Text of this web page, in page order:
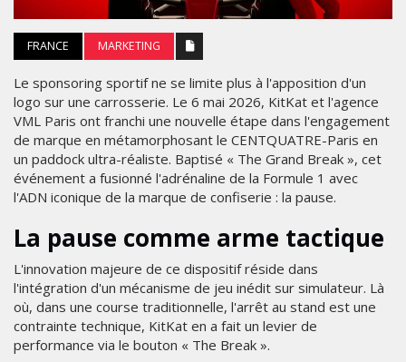
FRANCE MARKETING
Le sponsoring sportif ne se limite plus à l'apposition d'un
logo sur une carrosserie. Le 6 mai 2026, KitKat et l'agence
VML Paris ont franchi une nouvelle étape dans l'engagement
de marque en métamorphosant le CENTQUATRE-Paris en
un paddock ultra-réaliste. Baptisé « The Grand Break », cet
événement a fusionné l'adrénaline de la Formule 1 avec
l'ADN iconique de la marque de confiserie : la pause.
La pause comme arme tactique
L'innovation majeure de ce dispositif réside dans
l'intégration d'un mécanisme de jeu inédit sur simulateur. Là
où, dans une course traditionnelle, l'arrêt au stand est une
contrainte technique, KitKat en a fait un levier de
performance via le bouton « The Break ».